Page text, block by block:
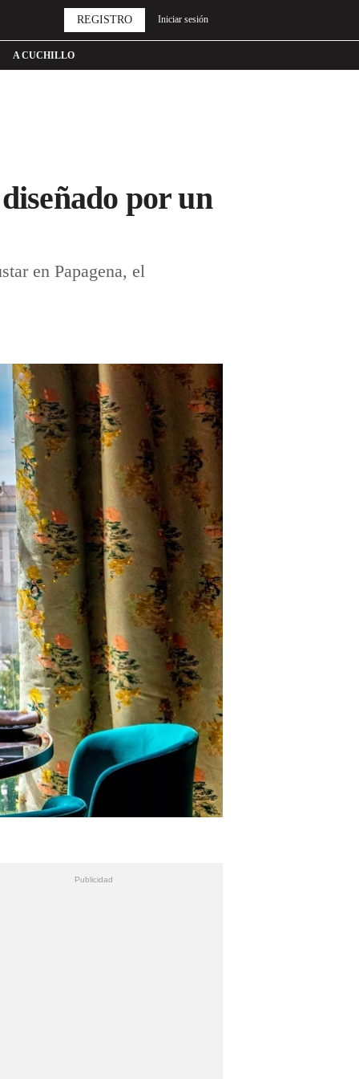
A CUCHILLO
REGISTRO Iniciar sesión
por un
en Papagena, el